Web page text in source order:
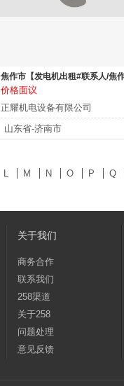
价格面议
正耀机电设备有限公司
山东省-济南市
L M N O P Q
关于我们
商务合作
联系我们
258渠道
关于258
问题处理
意见反馈